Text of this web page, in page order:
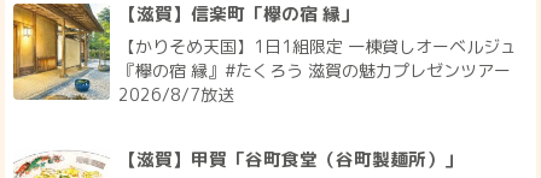
【滋賀】信楽町「欅の宿 縁」
【かりそめ天国】1日1組限定 一棟貸しオーベルジュ
『欅の宿 縁』#たくろう 滋賀の魅力プレゼンツアー
2026/8/7放送
【滋賀】甲賀「谷町食堂（谷町製麺所）」